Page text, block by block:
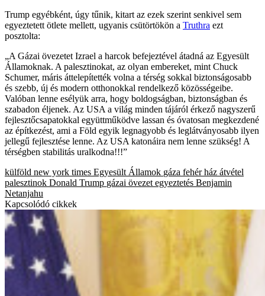
Trump egyébként, úgy tűnik, kitart az ezek szerint senkivel sem
egyeztetett ötlete mellett, ugyanis csütörtökön a Truthra ezt
posztolta:
„A Gázai övezetet Izrael a harcok befejeztével átadná az Egyesült
Államoknak. A palesztinokat, az olyan embereket, mint Chuck
Schumer, máris áttelepítették volna a térség sokkal biztonságosabb
és szebb, új és modern otthonokkal rendelkező közösségeibe.
Valóban lenne esélyük arra, hogy boldogságban, biztonságban és
szabadon éljenek. Az USA a világ minden tájáról érkező nagyszerű
fejlesztőcsapatokkal együttműködve lassan és óvatosan megkezdené
az építkezést, ami a Föld egyik legnagyobb és leglátványosabb ilyen
jellegű fejlesztése lenne. Az USA katonáira nem lenne szükség! A
térségben stabilitás uralkodna!!!”
külföld new york times Egyesült Államok gáza fehér ház átvétel
palesztinok Donald Trump gázai övezet egyeztetés Benjamin
Netanjahu
Kapcsolódó cikkek